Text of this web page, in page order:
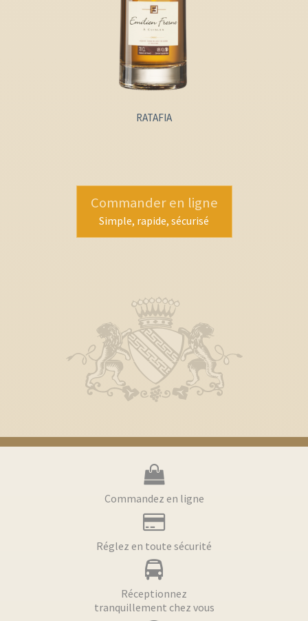
RATAFIA
Commander en ligne
Simple, rapide, sécurisé
Commandez en ligne
Réglez en toute sécurité
Réceptionnez
tranquillement chez vous